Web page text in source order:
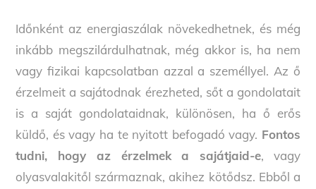
Időnként az energiaszálak növekedhetnek, és még
inkább megszilárdulhatnak, még akkor is, ha nem
vagy fizikai kapcsolatban azzal a személlyel. Az ő
érzelmeit a sajátodnak érezheted, sőt a gondolatait
is a saját gondolataidnak, különösen, ha ő erős
küldő, és vagy ha te nyitott befogadó vagy. Fontos
tudni, hogy az érzelmek a sajátjaid-e, vagy
olyasvalakitől származnak, akihez kötődsz. Ebből a